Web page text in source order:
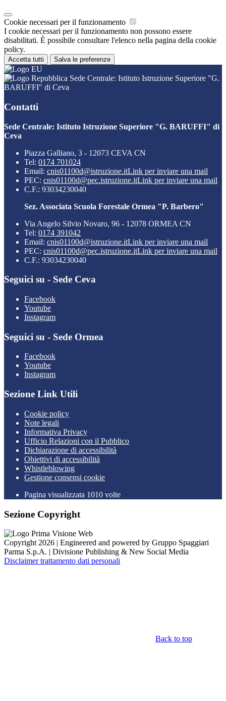
Cookie necessari per il funzionamento
I cookie necessari per il funzionamento non possono essere
disabilitati. È possibile consultare l'elenco nella pagina della cookie
policy.
Accetta tutti Salva le preferenze
Sede Centrale: Istituto Istruzione Superiore "G.
BARUFFI" di Ceva
Contatti
Sede Centrale: Istituto Istruzione Superiore "G. BARUFFI" di
Ceva
Piazza Galliano, 3 - 12073 CEVA CN
Tel: 0174 701024
Email: cnis01100d@istruzione.itLink per inviare una mail
PEC: cnis01100d@pec.istruzione.itLink per inviare una mail
C.F.: 93034230040
Sez. Associata Scuola Forestale Ormea "P. Barbero"
Via Angelo Silvio Novaro, 96 - 12078 ORMEA CN
Tel: 0174 391042
Email: cnis01100d@istruzione.itLink per inviare una mail
PEC: cnis01100d@pec.istruzione.itLink per inviare una mail
C.F.: 93034230040
Seguici su - Sede Ceva
Facebook
Youtube
Instagram
Seguici su - Sede Ormea
Facebook
Youtube
Instagram
Sezione Link Utili
Cookie policy
Note legali
Informativa Privacy
Ufficio Relazioni con il Pubblico
Dichiarazione di accessibilità
Obiettivi di accessibilità
Whistleblowing
Gestione consensi cookie
Pagina visualizzata 1010 volte
Sezione Copyright
Copyright 2026 | Engineered and powered by Gruppo Spaggiari
Parma S.p.A. | Divisione Publishing & New Social Media
Disclaimer trattamento dati personali
Back to top